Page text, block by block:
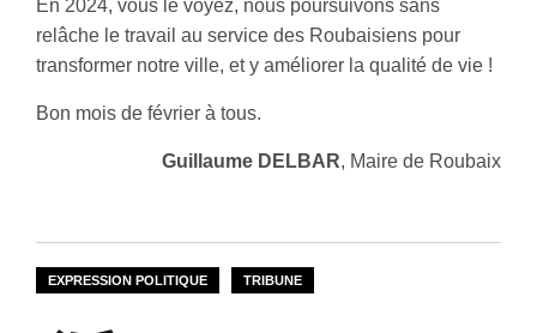
En 2024, vous le voyez, nous poursuivons sans
relâche le travail au service des Roubaisiens pour
transformer notre ville, et y améliorer la qualité de vie !
Bon mois de février à tous.
Guillaume DELBAR, Maire de Roubaix
EXPRESSION POLITIQUE TRIBUNE